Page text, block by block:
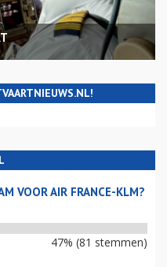
VOOR AIR FRANCE-KLM?
47% (81 stemmen)